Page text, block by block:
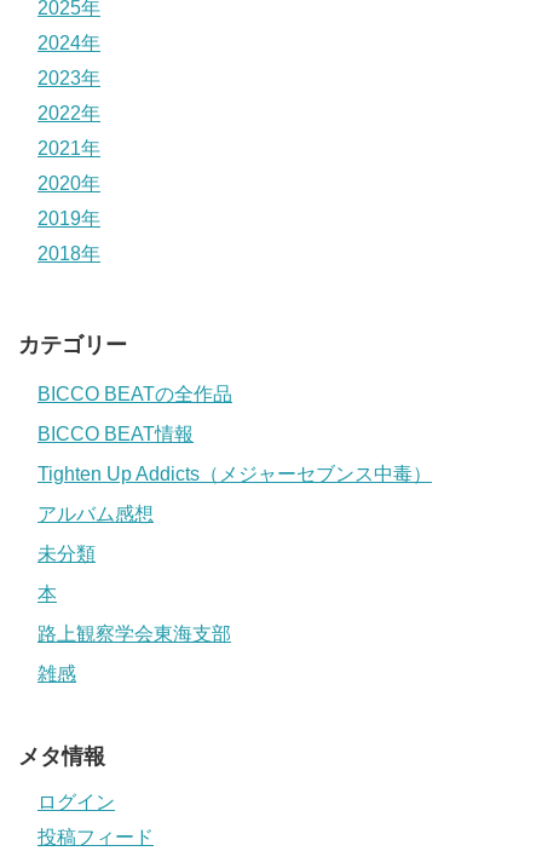
2025年
2024年
2023年
2022年
2021年
2020年
2019年
2018年
カテゴリー
BICCO BEATの全作品
BICCO BEAT情報
Tighten Up Addicts（メジャーセブンス中毒）
アルバム感想
未分類
本
路上観察学会東海支部
雑感
メタ情報
ログイン
投稿フィード